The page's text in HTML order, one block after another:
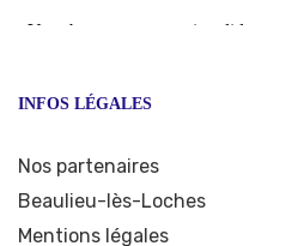
INFOS LÉGALES
Nos partenaires
Beaulieu-lès-Loches
Mentions légales